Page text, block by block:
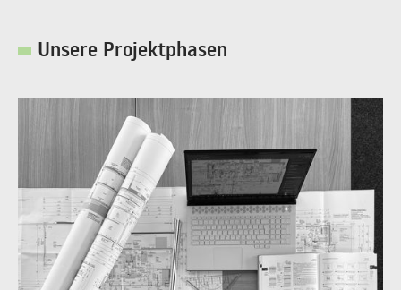
Unsere Projektphasen